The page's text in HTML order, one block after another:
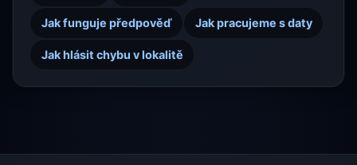
Jak funguje předpověď Jak pracujeme s daty
Jak hlásit chybu v lokalitě